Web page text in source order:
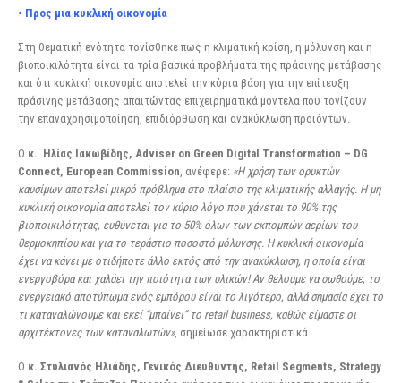
• Προς μια κυκλική οικονομία
Στη θεματική ενότητα τονίσθηκε πως η κλιματική κρίση, η μόλυνση και η
βιοποικιλότητα είναι τα τρία βασικά προβλήματα της πράσινης μετάβασης
και ότι κυκλική οικονομία αποτελεί την κύρια βάση για την επίτευξη
πράσινης μετάβασης απαιτώντας επιχειρηματικά μοντέλα που τονίζουν
την επαναχρησιμοποίηση, επιδιόρθωση και ανακύκλωση προϊόντων.
Ο κ. Ηλίας Ιακωβίδης, Adviser on Green Digital Transformation – DG
Connect, European Commission , ανέφερε: «Η χρήση των ορυκτών
καυσίμων αποτελεί μικρό πρόβλημα στο πλαίσιο της κλιματικής αλλαγής. Η μη
κυκλική οικονομία αποτελεί τον κύριο λόγο που χάνεται το 90% της
βιοποικιλότητας, ευθύνεται για το 50% όλων των εκπομπών αερίων του
θερμοκηπίου και για το τεράστιο ποσοστό μόλυνσης. Η κυκλική οικονομία
έχει να κάνει με οτιδήποτε άλλο εκτός από την ανακύκλωση, η οποία είναι
ενεργοβόρα και χαλάει την ποιότητα των υλικών! Αν θέλουμε να σωθούμε, το
ενεργειακό αποτύπωμα ενός εμπόρου είναι το λιγότερο, αλλά σημασία έχει το
τι καταναλώνουμε και εκεί “μπαίνει” το retail business, καθώς είμαστε οι
αρχιτέκτονες των καταναλωτών», σημείωσε χαρακτηριστικά.
Ο κ. Στυλιανός Ηλιάδης, Γενικός Διευθυντής, Retail Segments, Strategy